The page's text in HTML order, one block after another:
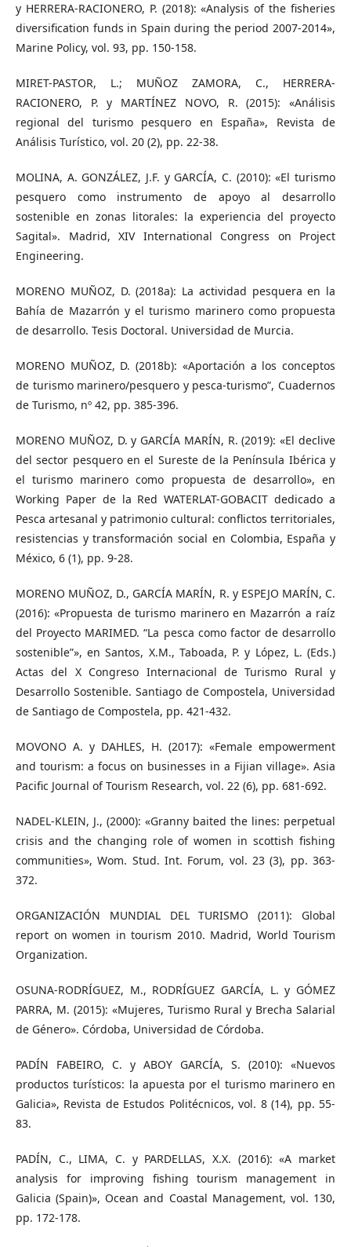
y HERRERA-RACIONERO, P. (2018): «Analysis of the fisheries
diversification funds in Spain during the period 2007-2014»,
Marine Policy, vol. 93, pp. 150-158.
MIRET-PASTOR, L.; MUÑOZ ZAMORA, C., HERRERA-
RACIONERO, P. y MARTÍNEZ NOVO, R. (2015): «Análisis
regional del turismo pesquero en España», Revista de
Análisis Turístico, vol. 20 (2), pp. 22-38.
MOLINA, A. GONZÁLEZ, J.F. y GARCÍA, C. (2010): «El turismo
pesquero como instrumento de apoyo al desarrollo
sostenible en zonas litorales: la experiencia del proyecto
Sagital». Madrid, XIV International Congress on Project
Engineering.
MORENO MUÑOZ, D. (2018a): La actividad pesquera en la
Bahía de Mazarrón y el turismo marinero como propuesta
de desarrollo. Tesis Doctoral. Universidad de Murcia.
MORENO MUÑOZ, D. (2018b): «Aportación a los conceptos
de turismo marinero/pesquero y pesca-turismo”, Cuadernos
de Turismo, nº 42, pp. 385-396.
MORENO MUÑOZ, D. y GARCÍA MARÍN, R. (2019): «El declive
del sector pesquero en el Sureste de la Península Ibérica y
el turismo marinero como propuesta de desarrollo», en
Working Paper de la Red WATERLAT-GOBACIT dedicado a
Pesca artesanal y patrimonio cultural: conflictos territoriales,
resistencias y transformación social en Colombia, España y
México, 6 (1), pp. 9-28.
MORENO MUÑOZ, D., GARCÍA MARÍN, R. y ESPEJO MARÍN, C.
(2016): «Propuesta de turismo marinero en Mazarrón a raíz
del Proyecto MARIMED. “La pesca como factor de desarrollo
sostenible”», en Santos, X.M., Taboada, P. y López, L. (Eds.)
Actas del X Congreso Internacional de Turismo Rural y
Desarrollo Sostenible. Santiago de Compostela, Universidad
de Santiago de Compostela, pp. 421-432.
MOVONO A. y DAHLES, H. (2017): «Female empowerment
and tourism: a focus on businesses in a Fijian village». Asia
Pacific Journal of Tourism Research, vol. 22 (6), pp. 681-692.
NADEL-KLEIN, J., (2000): «Granny baited the lines: perpetual
crisis and the changing role of women in scottish fishing
communities», Wom. Stud. Int. Forum, vol. 23 (3), pp. 363-
372.
ORGANIZACIÓN MUNDIAL DEL TURISMO (2011): Global
report on women in tourism 2010. Madrid, World Tourism
Organization.
OSUNA-RODRÍGUEZ, M., RODRÍGUEZ GARCÍA, L. y GÓMEZ
PARRA, M. (2015): «Mujeres, Turismo Rural y Brecha Salarial
de Género». Córdoba, Universidad de Córdoba.
PADÍN FABEIRO, C. y ABOY GARCÍA, S. (2010): «Nuevos
productos turísticos: la apuesta por el turismo marinero en
Galicia», Revista de Estudos Politécnicos, vol. 8 (14), pp. 55-
83.
PADÍN, C., LIMA, C. y PARDELLAS, X.X. (2016): «A market
analysis for improving fishing tourism management in
Galicia (Spain)», Ocean and Coastal Management, vol. 130,
pp. 172-178.